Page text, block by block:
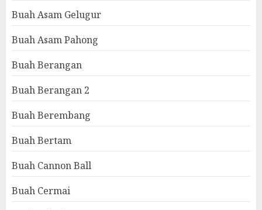
Buah Asam Gelugur
Buah Asam Pahong
Buah Berangan
Buah Berangan 2
Buah Berembang
Buah Bertam
Buah Cannon Ball
Buah Cermai